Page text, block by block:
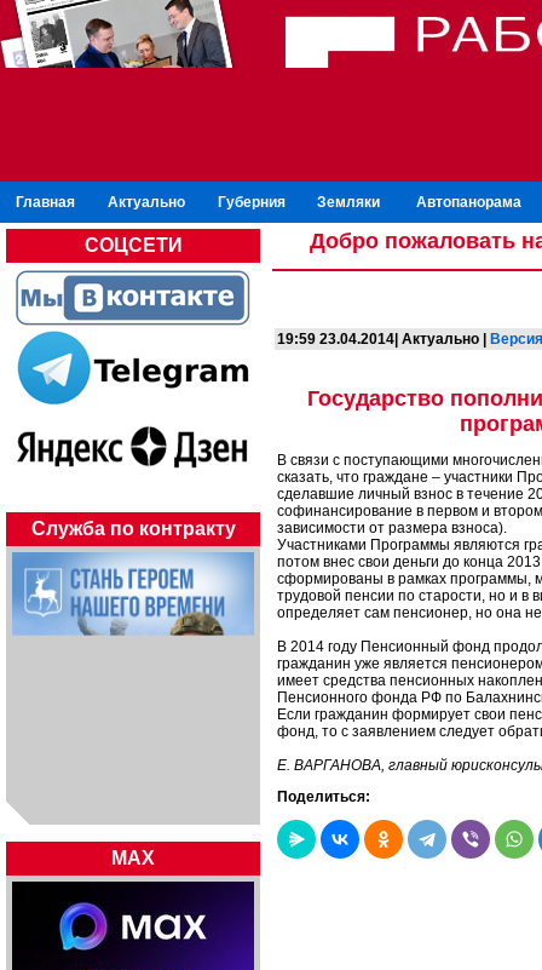
Главная Актуально Губерния Земляки Автопанорама
СОЦСЕТИ
Служба по контракту
MAX
Добро пожаловать
19:59 23.04.2014| Актуально |
Государство
В связи с поступающими
сказать, что граждане – участники
сделавшие личный взнос в течение
софинансирование в первом и
зависимости от размера взноса).
Участниками Программы являются
потом внес свои деньги до конца
сформированы в рамках программы,
трудовой пенсии по старости, но и в
определяет сам пенсионер, но она
В 2014 году Пенсионный фонд
гражданин уже является
имеет средства пенсионных
Пенсионного фонда РФ по
Если гражданин формирует свои
фонд, то с заявлением следует
Е. ВАРГАНОВА, главный
Поделиться: